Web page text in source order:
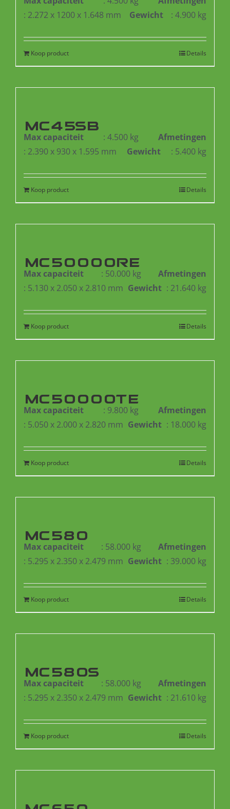
: 2.272 x 1200 x 1.648 mm
Gewicht : 4.900 kg
Koop product Details
MC45SB
Max capaciteit : 4.500 kg
Afmetingen
: 2.390 x 930 x 1.595 mm
Gewicht : 5.400 kg
Koop product Details
MC50000RE
Max capaciteit : 50.000 kg
Afmetingen
: 5.130 x 2.050 x 2.810 mm Gewicht : 21.640 kg
Koop product Details
MC50000TE
Max capaciteit : 9.800 kg
Afmetingen
: 5.050 x 2.000 x 2.820 mm Gewicht : 18.000 kg
Koop product Details
MC580
Max capaciteit : 58.000 kg
Afmetingen
: 5.295 x 2.350 x 2.479 mm Gewicht : 39.000 kg
Koop product Details
MC580S
Max capaciteit : 58.000 kg
Afmetingen
: 5.295 x 2.350 x 2.479 mm Gewicht : 21.610 kg
Koop product Details
MC650